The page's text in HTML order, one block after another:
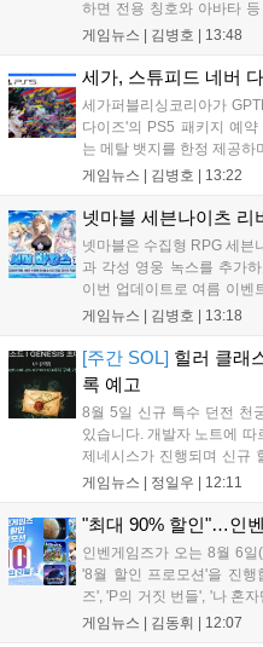
하면 전용 칭호와 아바타
명예 보상을 지급한다. 또한
임인 아라드 수족관 메이커
게임뉴스 | 김병호 | 13:48
세가, 스튜피드 네버
세가퍼블리싱코리아가
다이즈'의 PS5 패키지 예
는 메탈 뱃지를 한정 제공
로 정식 출시된다. 좀비 주
럭스판 등 다양한 에디션도
게임뉴스 | 김병호 | 13:22
넷마블 세븐나이츠 리
넷마블은 수집형 RPG 세븐
과 각성 영웅 녹스를 추가
이번 업데이트로 여름 이벤
며, 7일간 출석 시 수영복
이벤트도 열리며, 강화 횟수
보상이 주어진다. 넷마블은
즐길 거리를 제공할 예정이다
게임뉴스 | 김병호 | 13:18
[주간 SOL] 힐러 클래
록 예고
8월 5일 신규 특수 던전 천
있습니다. 개발자 노트에
제네시스가 진행되며 신규
등이 예고되었습니다. 또한
다....
게임뉴스 | 정일우 | 12:11
"최대 90% 할인"…인
인벤게임즈가 오는 8월 6
'8월 할인 프로모션'을 진행
즈', 'P의 거짓 번들', '나 혼
'아랑전설 시티 오브 더 울
게임뉴스 | 김동휘 | 12:07